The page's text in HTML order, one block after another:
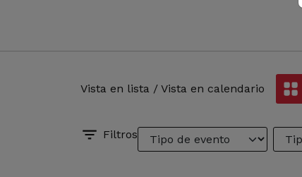
Vista en lista / Vista en calendario
Filtros